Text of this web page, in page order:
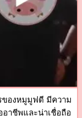
ของหมูมูฟดี มีความ
อาชีพและน่าเชื่อถือ